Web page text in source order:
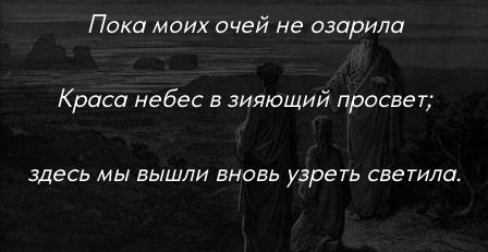
Пока моих очей не озарила
Краса небес в зияющий просвет;
здесь мы вышли вновь узреть светила.